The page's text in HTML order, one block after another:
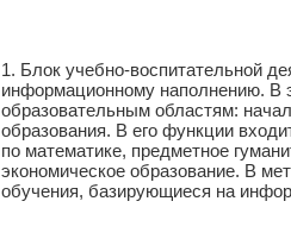
1. Блок учебно-воспитательной
информационному наполнению. В
образовательным областям:
образования. В его функции
по математике, предметное
экономическое образование. В
обучения, базирующиеся на